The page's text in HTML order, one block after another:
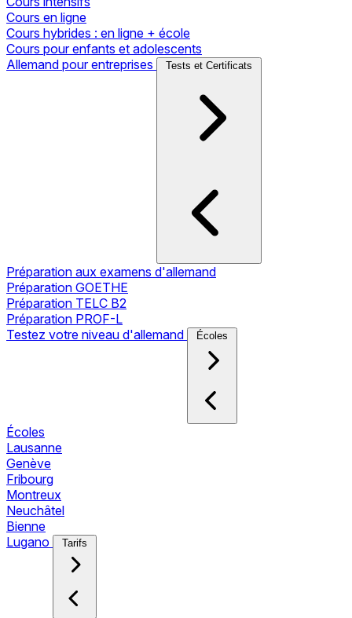
Cours en ligne
Cours hybrides : en ligne + école
Cours pour enfants et adolescents
Allemand pour entreprises
Tests et Certificats
Préparation aux examens d'allemand
Préparation GOETHE
Préparation TELC B2
Préparation PROF-L
Testez votre niveau d'allemand
Écoles
Écoles
Lausanne
Genève
Fribourg
Montreux
Neuchâtel
Bienne
Lugano
Tarifs